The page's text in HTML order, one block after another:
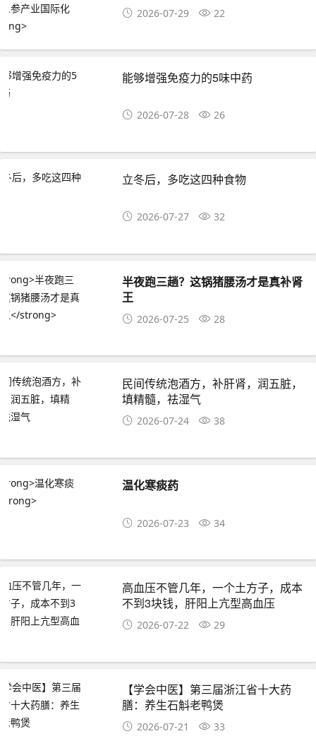
2026-07-29 22
能够增强免疫力的5味中药
2026-07-28 26
立冬后，多吃这四种食物
2026-07-27 32
半夜跑三趟？这锅猪腰汤才是真补肾
王
2026-07-25 28
民间传统泡酒方，补肝肾，润五脏，
填精髓，祛湿气
2026-07-24 38
温化寒痰药
2026-07-23 34
高血压不管几年，一个土方子，成本
不到3块钱，肝阳上亢型高血压
2026-07-22 29
【学会中医】第三届浙江省十大药
膳：养生石斛老鸭煲
2026-07-21 33